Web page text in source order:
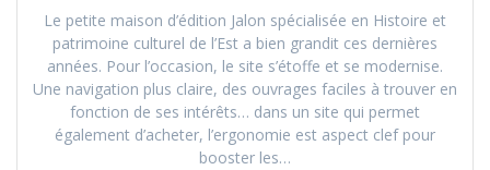
Le petite maison d’édition Jalon spécialisée en Histoire et
patrimoine culturel de l’Est a bien grandit ces dernières
années. Pour l’occasion, le site s’étoffe et se modernise.
Une navigation plus claire, des ouvrages faciles à trouver en
fonction de ses intérêts… dans un site qui permet
également d’acheter, l’ergonomie est aspect clef pour
booster les…